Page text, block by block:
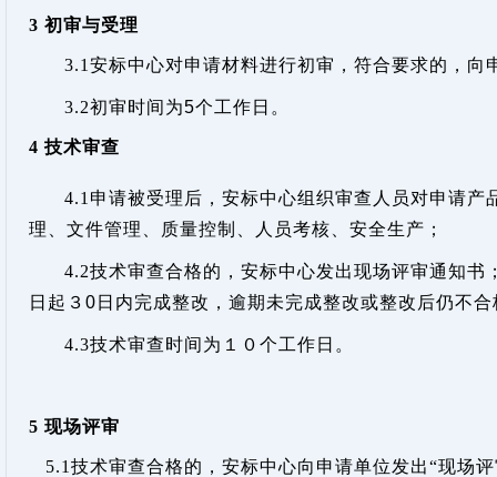
3 初审与受理
3.1 安标中心对申请材料进行初审，符合要求的，
3.2初审时间为5个工作日。
4 技术审查
4.1 申请被受理后，安标中心组织审查人员对申请
理、文件管理、质量控制、人员考核、安全生产；
4.2技术审查合格的，安标中心发出现场评审通知
日起３ 0 日内完成整改，逾期未完成整改或整改后仍不
4.3技术审查时间为１０个工作日。
5 现场评审
5.1 技术审查合格的，安标中心向申请单位发出“现场